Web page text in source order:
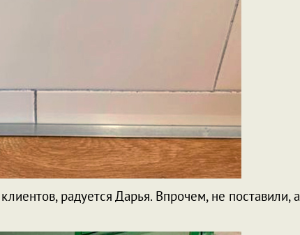
радуется Дарья. Впрочем, не поставили, а